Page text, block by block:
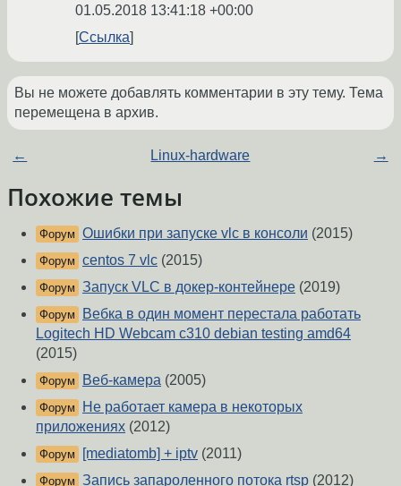
01.05.2018 13:41:18 +00:00
Ссылка
Вы не можете добавлять комментарии в эту тему. Тема
перемещена в архив.
← Linux-hardware →
Похожие темы
Форум Ошибки при запуске vlc в консоли (2015)
Форум centos 7 vlc (2015)
Форум Запуск VLC в докер-контейнере (2019)
Форум
Вебка в один момент перестала работать
Logitech HD Webcam c310 debian testing amd64
(2015)
Форум Веб-камера (2005)
Форум
Не работает камера в некоторых
приложениях (2012)
Форум [mediatomb] + iptv (2011)
Форум Запись запароленного потока rtsp (2012)